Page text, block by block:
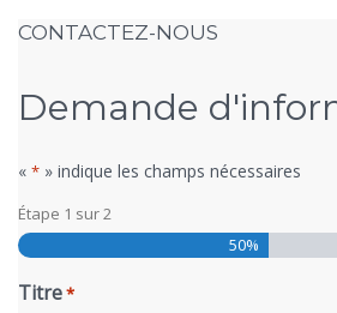
CONTACTEZ-NOUS
Demande
« * » indique les champs nécessaires
Étape 1 sur2
50%
Titre*